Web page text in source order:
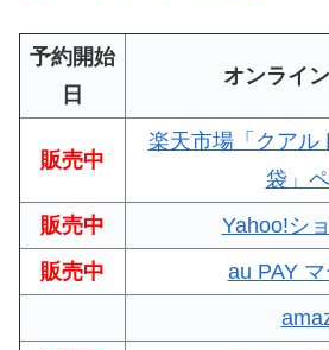
予約開始
日
オンライ
販売中
楽天市場「クアル
袋」
販売中
Yahoo!シ
販売中
au PAY